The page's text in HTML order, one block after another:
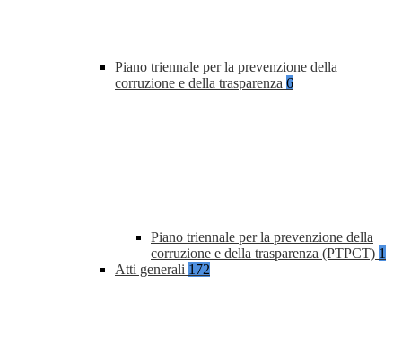
Piano triennale per la prevenzione della
corruzione e della trasparenza 6
Piano triennale per la prevenzione della
corruzione e della trasparenza (PTPCT) 1
Atti generali 172